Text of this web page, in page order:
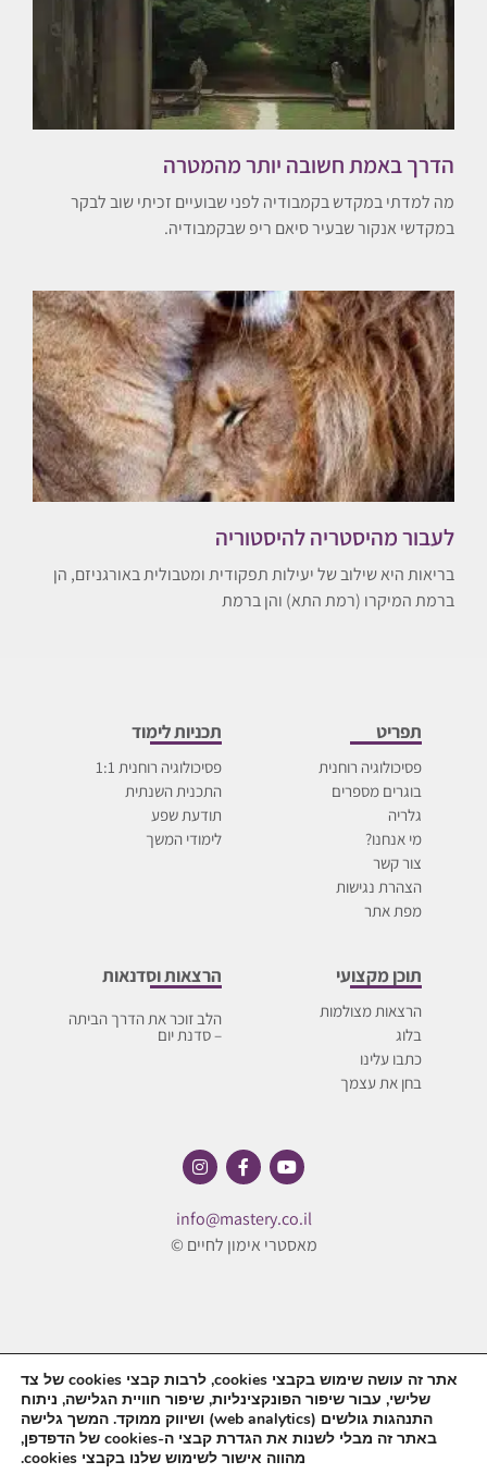
הדרך באמת חשובה יותר מהמטרה
מה למדתי במקדש בקמבודיה לפני שבועיים זכיתי שוב לבקר
במקדשי אנקור שבעיר סיאם ריפ שבקמבודיה.
לעבור מהיסטריה להיסטוריה
בריאות היא שילוב של יעילות תפקודית ומטבולית באורגניזם, הן
ברמת המיקרו (רמת התא) והן ברמת
תפריט
פסיכולוגיה רוחנית
בוגרים מספרים
גלריה
מי אנחנו?
צור קשר
הצהרת נגישות
מפת אתר
תכניות לימוד
פסיכולוגיה רוחנית 1:1
התכנית השנתית
תודעת שפע
לימודי המשך
תוכן מקצועי
הרצאות מצולמות
בלוג
כתבו עלינו
בחן את עצמך
הרצאות וסדנאות
הלב זוכר את הדרך הביתה
– סדנת יום
info@mastery.co.il
מאסטרי אימון לחיים ©
עיצוב האתר:Overall Studio| בניית אתר:ByTheWeb
אתר זה עושה שימוש בקבצי cookies, לרבות קבצי cookies של צד
שלישי, עבור שיפור הפונקצינליות, שיפור חוויית הגלישה, ניתוח
התנהגות גולשים (web analytics) ושיווק ממוקד. המשך גלישה
באתר זה מבלי לשנות את הגדרת קבצי ה-cookies של הדפדפן,
מהווה אישור לשימוש שלנו בקבצי cookies.